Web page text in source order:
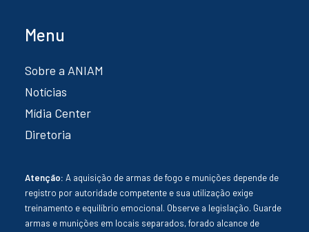
Menu
Sobre a ANIAM
Notícias
Mídia Center
Diretoria
Atenção: A aquisição de armas de fogo e munições depende de
registro por autoridade competente e sua utilização exige
treinamento e equilíbrio emocional. Observe a legislação. Guarde
armas e munições em locais separados, forado alcance de